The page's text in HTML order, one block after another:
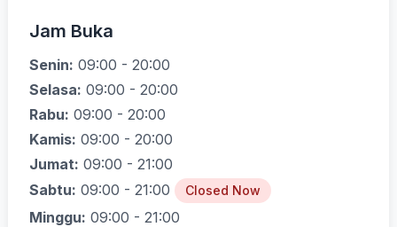
Jam Buka
Senin: 09:00 - 20:00
Selasa: 09:00 - 20:00
Rabu: 09:00 - 20:00
Kamis: 09:00 - 20:00
Jumat: 09:00 - 21:00
Sabtu: 09:00 - 21:00 Closed Now
Minggu: 09:00 - 21:00